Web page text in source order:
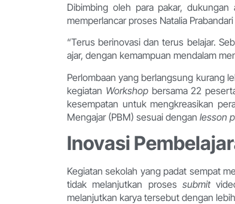
Dibimbing oleh para pakar,
memperlancar proses Natalia
“Terus berinovasi dan terus belajar.
ajar, dengan kemampuan mendalam
Perlombaan yang berlangsung kurang
kegiatan Workshop bersama 22
kesempatan untuk mengkreasikan
Mengajar (PBM) sesuai dengan lesson
Inovasi
Kegiatan sekolah yang padat sempat
tidak melanjutkan proses submit
melanjutkan karya tersebut dengan